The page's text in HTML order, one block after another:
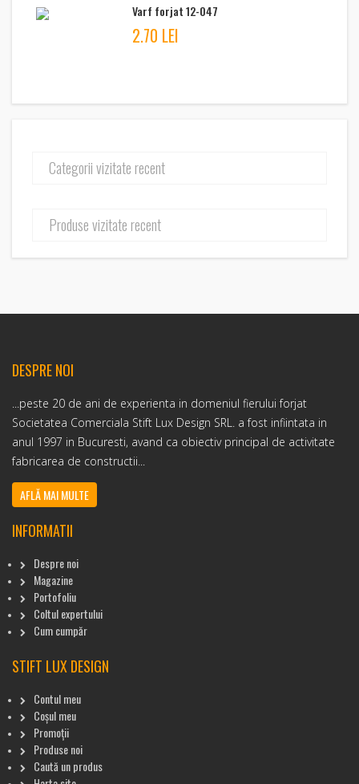
Varf forjat 12-047
2.70 LEI
Categorii vizitate recent
Produse vizitate recent
DESPRE NOI
...peste 20 de ani de experienta in domeniul fierului forjat
Societatea Comerciala Stift Lux Design SRL. a fost infiintata in
anul 1997 in Bucuresti, avand ca obiectiv principal de activitate
fabricarea de constructii...
AFLĂ MAI MULTE
INFORMATII
Despre noi
Magazine
Portofoliu
Coltul expertului
Cum cumpăr
STIFT LUX DESIGN
Contul meu
Coșul meu
Promoții
Produse noi
Caută un produs